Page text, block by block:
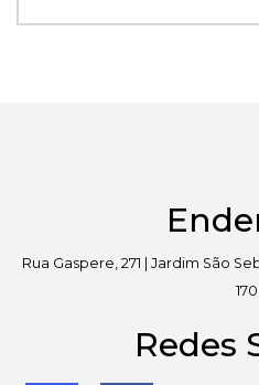
Rua Gaspere, 271 | Jardim São
170
Redes